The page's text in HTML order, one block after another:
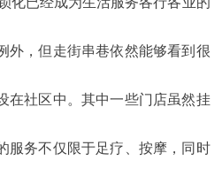
外，但走街串巷依然能够看到很
在社区中。其中一些门店虽然挂
服务不仅限于足疗、按摩，同时